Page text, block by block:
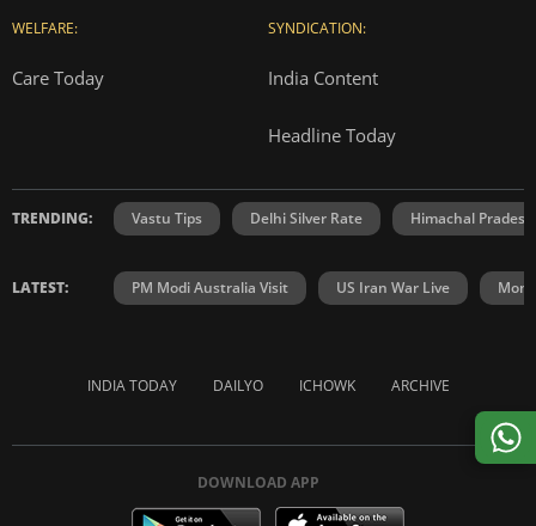
WELFARE:
Care Today
SYNDICATION:
India Content
Headline Today
TRENDING: Vastu Tips Delhi Silver Rate Himachal
LATEST: PM Modi Australia Visit US Iran War Live
INDIA TODAY DAILYO ICHOWK ARCHIVE
DOWNLOAD APP